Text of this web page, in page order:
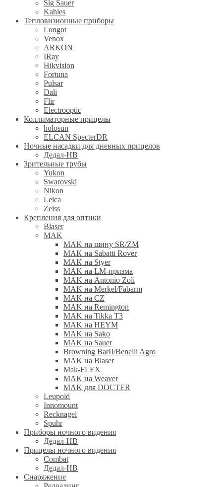
Sig Sauer
Kahles
Тепловизионные приборы
Longot
Venox
ARKON
IRay
Hikvision
Fortuna
Pulsar
Dali
Flir
Electrooptic
Коллиматорные прицелы
holosun
ELCAN SpecterDR
Ночные насадки для дневных прицелов
Дедал-НВ
Зрительные трубы
Yukon
Swarovski
Nikon
Leica
Zeiss
Крепления для оптики
Blaser
MAK
MAK на шину SR/ZM
MAK на Sabatti Rover
MAK на Styer
MAK на LM-призма
MAK на Antonio Zoli
MAK на Merkel/Fabarm
MAK на CZ
MAK на Remington
MAK на Tikka T3
MAK на HEYM
MAK на Sako
MAK на Sauer
Browning BarII/Benelli Agro
MAK на Blaser
Mak-FLEX
MAK на Weaver
MAK для DOCTER
Leupold
Innomount
Recknagel
Spuhr
Приборы ночного видения
Дедал-НВ
Прицелы ночного видения
Combat
Дедал-НВ
Снаряжение